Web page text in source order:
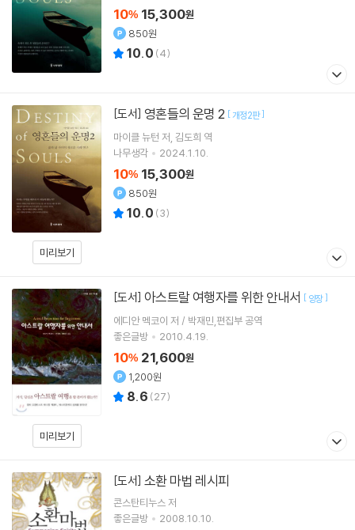
10% 15,300원
850원
10.0 (4)
미리보기
[도서] 영혼들의 운명 2 [개정2판]
마이클 뉴턴 저 김도희 역
나무생각
2024.1.10.
10% 15,300원
850원
10.0 (3)
미리보기
[도서] 아스트랄 여행자를 위한 안내서 [ 양장]
에디안 멕코이 저 / 박재민,편집부 공역
좋은글방
2010.4.19.
10% 21,600원
1,200원
8.6 (27)
[도서] 소환 마법 레시피
콘스탄티누스 저
좋은글방
2008.10.10.